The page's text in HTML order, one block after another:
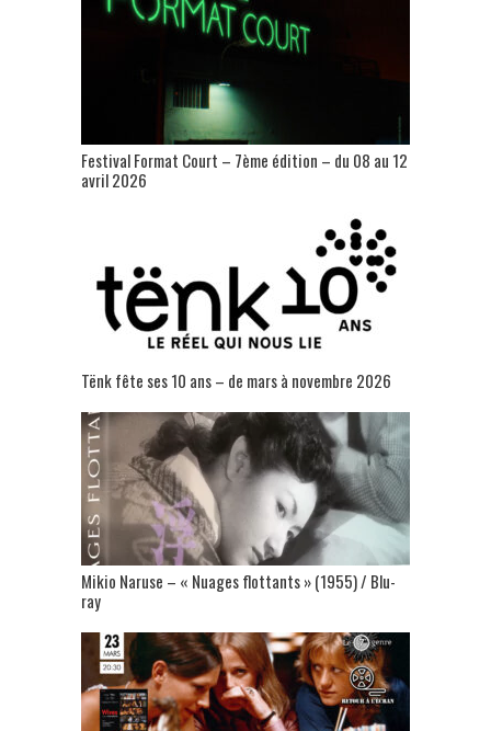
Festival Format Court – 7ème édition – du 08 au 12
avril 2026
Tënk fête ses 10 ans – de mars à novembre 2026
Mikio Naruse – « Nuages flottants » (1955) / Blu-
ray